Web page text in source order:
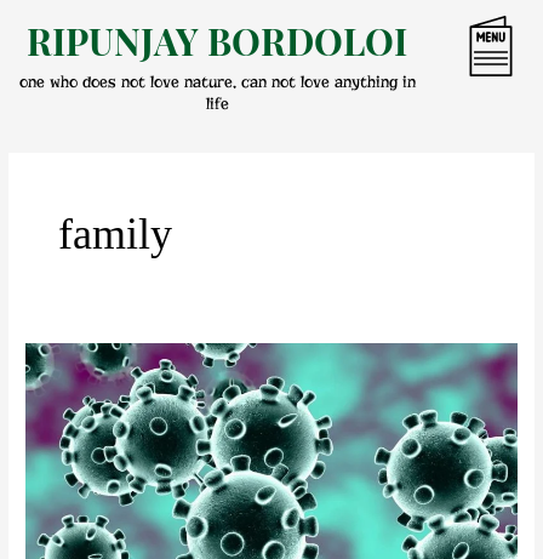
content
RIPUNJAY BORDOLOI
one who does not love nature, can not love anything in
life
family
কৰ’নাৰ
লকডাউন
আৰু
নম’ফবিয়া